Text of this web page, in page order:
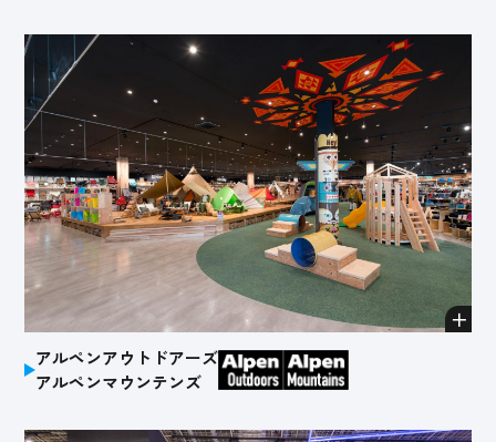
アルペンアウトドアーズ
アルペンマウンテンズ